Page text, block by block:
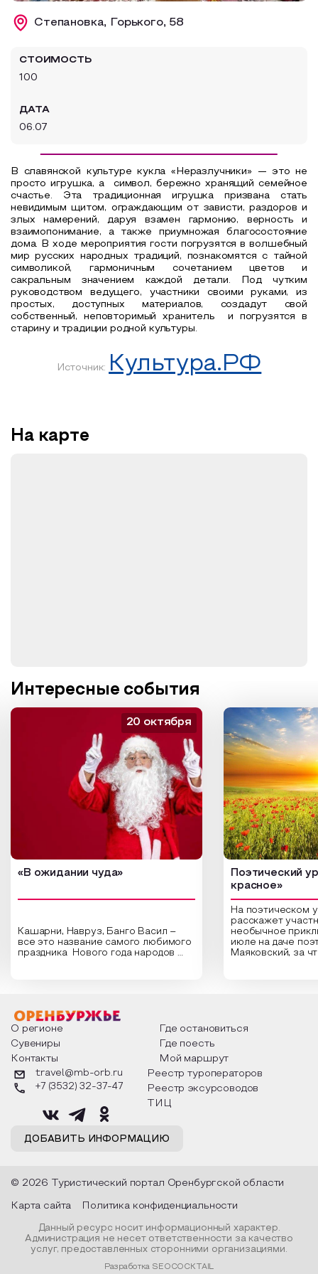
Образовательный туризм
Степановка, Горького, 58
СТОИМОСТЬ
100
ДАТА
06.07
В славянской культуре кукла «Неразлучники» — это не
просто игрушка, а символ, бережно хранящий семейное
счастье. Эта традиционная игрушка призвана стать
невидимым щитом, ограждающим от зависти, раздоров и
злых намерений, даруя взамен гармонию, верность и
взаимопонимание, а также приумножая благосостояние
дома. В ходе мероприятия гости погрузятся в волшебный
мир русских народных традиций, познакомятся с тайной
символикой, гармоничным сочетанием цветов и
сакральным значением каждой детали. Под чутким
руководством ведущего, участники своими руками, из
простых, доступных материалов, создадут свой
собственный, неповторимый хранитель и погрузятся в
старину и традиции родной культуры.
Источник: Культура.РФ
На карте
Интересные события
«В ожидании чуда»
Кашарни, Навруз, Банго Васил –
все это название самого любимого
праздника Нового года народов
о том, как встречают новый год в
разных уголках страны, какие
обряды совершают на удачу и
благополучие, в чем схожи и
различаются традиции. Кто такой
Дед Мороз и откуда он пришел, как
его называют в разных уголках
страны и как появились елочные
20 октября
Поэтический
красное»
На поэтическом
расскажет
необычное
июле на даче
Маяковский, за
Твардовского и
каждой строчке
восхищение
яркому времени
О регионе
Где остановиться
Сувениры
Где поесть
Контакты
Мой маршрут
ДОБАВИТЬ ИНФОРМАЦИЮ
travel@mb-orb.ru
+7 (3532) 32-37-47
Реестр туроператоров
Реестр эксурсоводов
ТИЦ
© 2026 Туристический портал Оренбургской области
Карта сайта Политика конфиденциальности
Данный ресурс носит информационный характер.
Администрация не несет ответственности за качество
услуг, предоставленных сторонними организациями.
Разработка SEOCOCKTAIL